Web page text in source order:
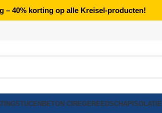
– 40% korting op alle Kreisel-producten!
STUCENBETON CIREGEREEDSCHAPISOLATIE